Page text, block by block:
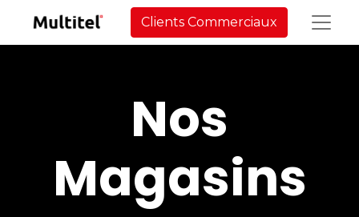
Clients Commerciaux
Nos
Magasins